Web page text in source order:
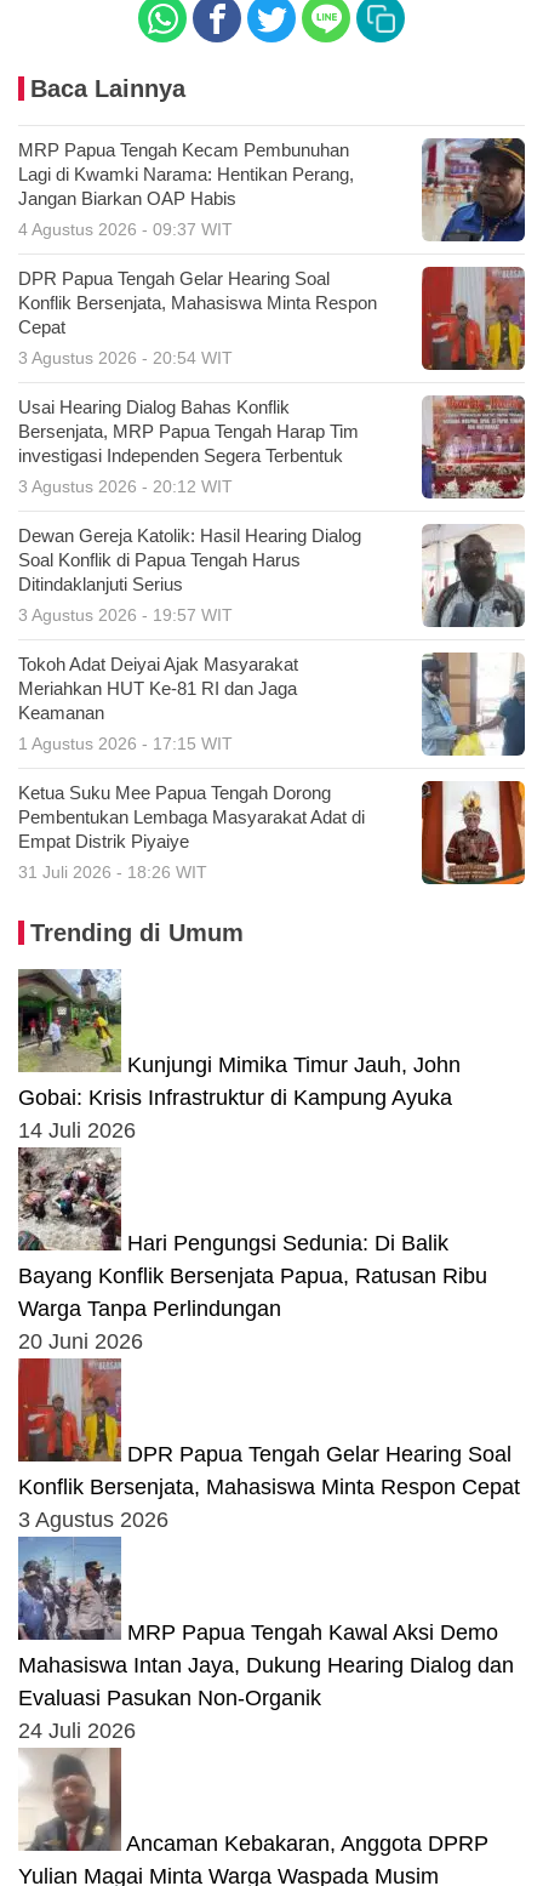
Baca Lainnya
MRP Papua Tengah Kecam Pembunuhan
Lagi di Kwamki Narama: Hentikan Perang,
Jangan Biarkan OAP Habis
4 Agustus 2026 - 09:37 WIT
DPR Papua Tengah Gelar Hearing Soal
Konflik Bersenjata, Mahasiswa Minta Respon
Cepat
3 Agustus 2026 - 20:54 WIT
Usai Hearing Dialog Bahas Konflik
Bersenjata, MRP Papua Tengah Harap Tim
investigasi Independen Segera Terbentuk
3 Agustus 2026 - 20:12 WIT
Dewan Gereja Katolik: Hasil Hearing Dialog
Soal Konflik di Papua Tengah Harus
Ditindaklanjuti Serius
3 Agustus 2026 - 19:57 WIT
Tokoh Adat Deiyai Ajak Masyarakat
Meriahkan HUT Ke-81 RI dan Jaga
Keamanan
1 Agustus 2026 - 17:15 WIT
Ketua Suku Mee Papua Tengah Dorong
Pembentukan Lembaga Masyarakat Adat di
Empat Distrik Piyaiye
31 Juli 2026 - 18:26 WIT
Trending di Umum
Kunjungi Mimika Timur Jauh, John
Gobai: Krisis Infrastruktur di Kampung Ayuka
14 Juli 2026
Hari Pengungsi Sedunia: Di Balik
Bayang Konflik Bersenjata Papua, Ratusan Ribu
Warga Tanpa Perlindungan
20 Juni 2026
DPR Papua Tengah Gelar Hearing Soal
Konflik Bersenjata, Mahasiswa Minta Respon Cepat
3 Agustus 2026
MRP Papua Tengah Kawal Aksi Demo
Mahasiswa Intan Jaya, Dukung Hearing Dialog dan
Evaluasi Pasukan Non-Organik
24 Juli 2026
Ancaman Kebakaran, Anggota DPRP
Yulian Magai Minta Warga Waspada Musim